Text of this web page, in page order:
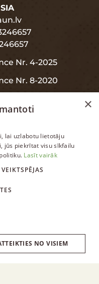
Nr. 4-2025
Nr. 8-2020
ENGLISH
×
lai uzlabotu lietotāju
jūs piekrītat visu sīkfailu
Lasīt vairāk
VEIKTSPĒJAS
NO VISIEM